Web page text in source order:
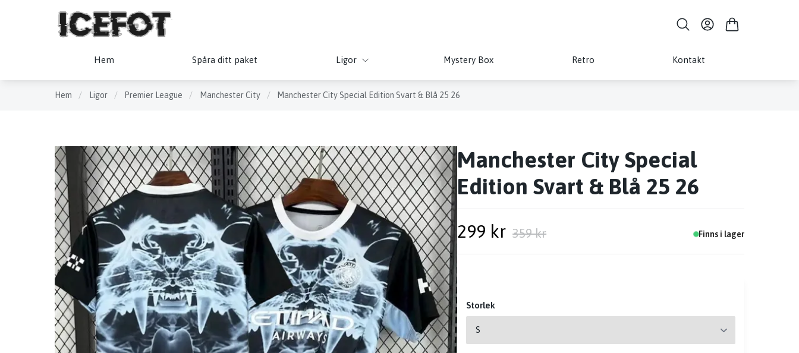
Hem Spåra ditt paket Ligor Mystery Box Retro Kontakt
Hem / Ligor / Premier League / Manchester City / Manchester City Special Edition Svart & Blå 25 26
Manchester City Special
Edition Svart & Blå 25 26
299 kr 359 kr Finns i lager
Storlek